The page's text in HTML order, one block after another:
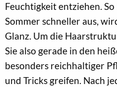
Feuchtigkeit entziehen.
Sommer schneller aus,
Glanz. Um die
Sie also gerade in den
besonders reichhaltiger
und Tricks greifen. Nach